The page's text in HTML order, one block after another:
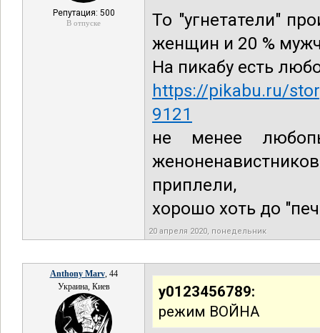
Репутация: 500
В отпуске
То "угнетатели"
женщин и 20 %
На пикабу есть
https://pikabu.ru/
9121
не менее
приплели,
хорошо хоть до
20 апреля 2020, понедельник
Anthony Marv, 44
Украина, Киев
y0123456789:
режим ВОЙНА